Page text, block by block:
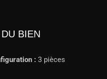
BIEN
: 3 pièces